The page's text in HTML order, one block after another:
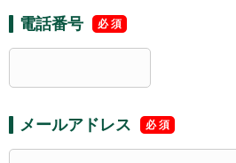
電話番号
メールアドレス